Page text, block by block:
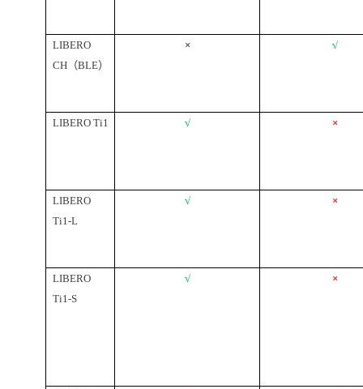
LIBERO
CH（BLE）
× √
LIBERO Ti1 √ ×
LIBERO
Ti1-L
√ ×
LIBERO
Ti1-S
√ ×